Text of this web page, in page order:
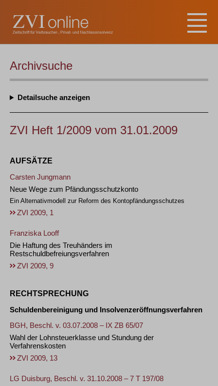
Archivsuche
Detailsuche
ZVI Heft 1/2009 vom 31.01.2009
AUFSÄTZE
Carsten Jungmann
Neue Wege zum Pfändungsschutzkonto
Ein Alternativmodell zur Reform des Kontopfändungsschutzes
ZVI 2009, 1
Franziska Looff
Die Haftung des Treuhänders im
Restschuldbefreiungsverfahren
ZVI 2009, 9
RECHTSPRECHUNG
Schuldenbereinigung und Insolvenzeröffnungsverfahren
BGH, Beschl. v. 03.07.2008 – IX ZB 65/07
Wahl der Lohnsteuerklasse und Stundung der
Verfahrenskosten
ZVI 2009, 13
LG Duisburg, Beschl. v. 31.10.2008 – 7 T 197/08